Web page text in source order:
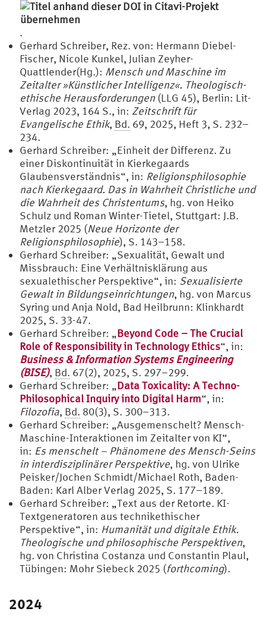
.
Gerhard Schreiber, Rez. von: Hermann Diebel-
Fischer, Nicole Kunkel, Julian Zeyher-
Quattlender(Hg.): Mensch und Maschine im
Zeitalter »Künstlicher Intelligenz«. Theologisch-
ethische Herausforderungen(LLG 45), Berlin: Lit-
Verlag 2023, 164 S., in: Zeitschrift für
Evangelische Ethik, Bd. 69, 2025, Heft 3, S. 232–
234.
Gerhard Schreiber: „Einheit der Differenz. Zu
einer Diskontinuität in Kierkegaards
Glaubensverständnis“, in: Religionsphilosophie
nach Kierkegaard. Das in Wahrheit Christliche und
die Wahrheit des Christentums, hg. von Heiko
Schulz und Roman Winter-Tietel, Stuttgart: J.B.
Metzler 2025 (Neue Horizonte der
Religionsphilosophie), S. 143–158.
Gerhard Schreiber: „Sexualität, Gewalt und
Missbrauch: Eine Verhältnisklärung aus
sexualethischer Perspektive“, in: Sexualisierte
Gewalt in Bildungseinrichtungen, hg. von Marcus
Syring und Anja Nold, Bad Heilbrunn: Klinkhardt
2025, S. 33-47.
Gerhard Schreiber: „Beyond Code – The Crucial
Role of Responsibility in Technology Ethics“, in:
Business & Information Systems Engineering
(BISE), Bd. 67(2), 2025, S. 297–299.
Gerhard Schreiber: „Data Toxicality: A Techno-
Philosophical Inquiry into Digital Harm“, in:
Filozofia, Bd. 80(3), S. 300–313.
Gerhard Schreiber: „Ausgemenschelt? Mensch-
Maschine-Interaktionen im Zeitalter von KI“,
in: Es menschelt – Phänomene des Mensch-Seins
in interdisziplinärer Perspektive, hg. von Ulrike
Peisker/Jochen Schmidt/Michael Roth, Baden-
Baden: Karl Alber Verlag 2025, S. 177–189.
Gerhard Schreiber: „Text aus der Retorte. KI-
Textgeneratoren aus technikethischer
Perspektive“, in: Humanität und digitale Ethik.
Theologische und philosophische Perspektiven,
hg. von Christina Costanza und Constantin Plaul,
Tübingen: Mohr Siebeck 2025 (forthcoming).
2024